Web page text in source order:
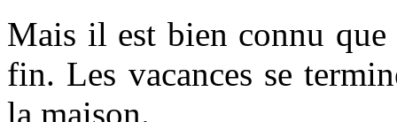
Mais il est bien connu que
fin. Les vacances se
la maison.